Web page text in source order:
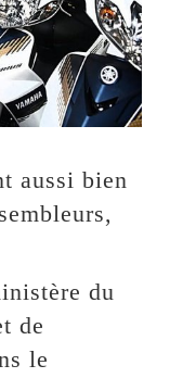
aussi bien
du
de
le